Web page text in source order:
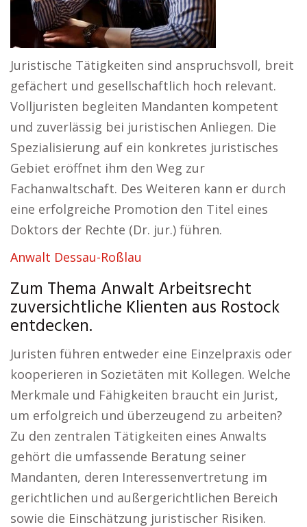
Juristische Tätigkeiten sind anspruchsvoll, breit
gefächert und gesellschaftlich hoch relevant.
Volljuristen begleiten Mandanten kompetent
und zuverlässig bei juristischen Anliegen. Die
Spezialisierung auf ein konkretes juristisches
Gebiet eröffnet ihm den Weg zur
Fachanwaltschaft. Des Weiteren kann er durch
eine erfolgreiche Promotion den Titel eines
Doktors der Rechte (Dr. jur.) führen.
Anwalt Dessau-Roßlau
Zum Thema Anwalt Arbeitsrecht
zuversichtliche Klienten aus Rostock
entdecken.
Juristen führen entweder eine Einzelpraxis oder
kooperieren in Sozietäten mit Kollegen. Welche
Merkmale und Fähigkeiten braucht ein Jurist,
um erfolgreich und überzeugend zu arbeiten?
Zu den zentralen Tätigkeiten eines Anwalts
gehört die umfassende Beratung seiner
Mandanten, deren Interessenvertretung im
gerichtlichen und außergerichtlichen Bereich
sowie die Einschätzung juristischer Risiken.